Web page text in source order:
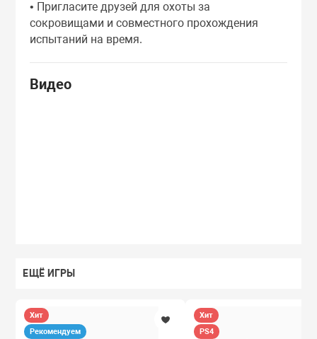
• Пригласите друзей для охоты за
сокровищами и совместного прохождения
испытаний на время.
Видео
ЕЩЁ ИГРЫ
Хит
Рекомендуем
Хит
PS4